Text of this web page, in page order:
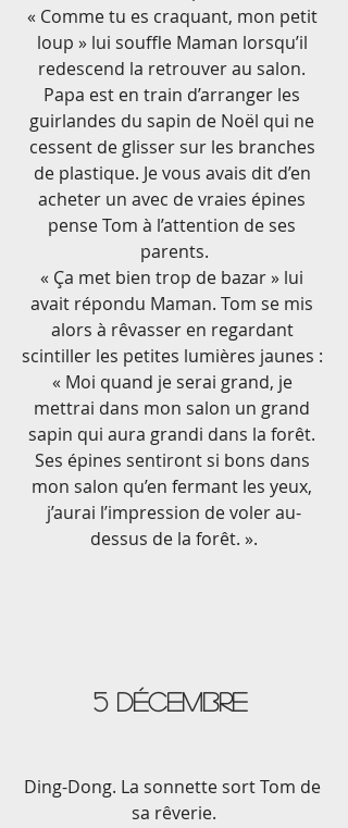
« Comme tu es craquant, mon petit
loup » lui souffle Maman lorsqu’il
redescend la retrouver au salon.
Papa est en train d’arranger les
guirlandes du sapin de Noël qui ne
cessent de glisser sur les branches
de plastique. Je vous avais dit d’en
acheter un avec de vraies épines
pense Tom à l’attention de ses
parents.
« Ça met bien trop de bazar » lui
avait répondu Maman. Tom se mis
alors à rêvasser en regardant
scintiller les petites lumières jaunes :
« Moi quand je serai grand, je
mettrai dans mon salon un grand
sapin qui aura grandi dans la forêt.
Ses épines sentiront si bons dans
mon salon qu’en fermant les yeux,
j’aurai l’impression de voler au-
dessus de la forêt. ».
5 décembre
Ding-Dong. La sonnette sort Tom de
sa rêverie.